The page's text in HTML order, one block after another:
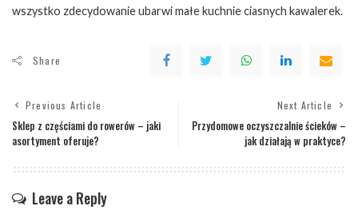
wszystko zdecydowanie ubarwi małe kuchnie ciasnych kawalerek.
Share
Previous Article
Sklep z częściami do rowerów – jaki
asortyment oferuje?
Next Article
Przydomowe oczyszczalnie ścieków –
jak działają w praktyce?
Leave a Reply